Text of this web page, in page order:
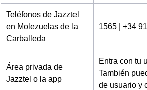
Teléfonos de Jazztel
en Molezuelas de la
Carballeda
1565 | +34
Área privada de
Jazztel o la app
Entra con tu
También
de usuario y